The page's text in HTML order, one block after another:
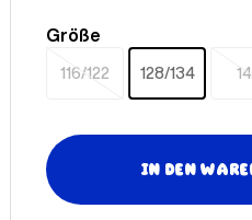
Größe
Größe
116/122
Ausverkauft
128/134
In den